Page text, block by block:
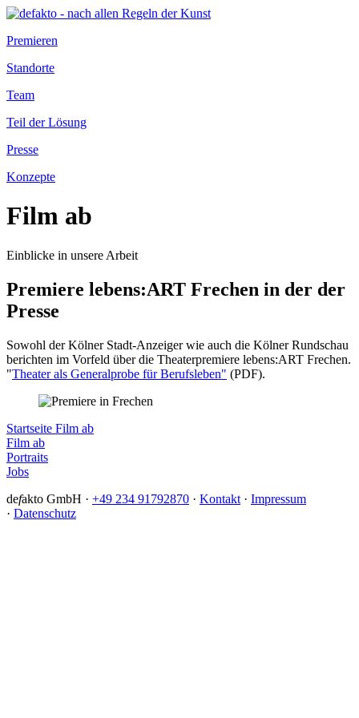
Premieren
Standorte
Team
Teil der Lösung
Presse
Konzepte
Film ab
Einblicke in unsere Arbeit
Premiere lebens:ART Frechen in der der
Presse
Sowohl der Kölner Stadt-Anzeiger wie auch die Kölner Rundschau
berichten im Vorfeld über die Theaterpremiere lebens:ART Frechen.
"Theater als Generalprobe für Berufsleben" (PDF).
Startseite Film ab
Film ab
Portraits
Jobs
defakto GmbH · +49 234 91792870 · Kontakt · Impressum
· Datenschutz